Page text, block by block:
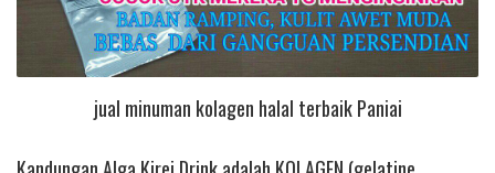
jual minuman kolagen halal terbaik Paniai